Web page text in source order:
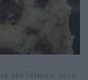
16 SEPTEMBER, 2010